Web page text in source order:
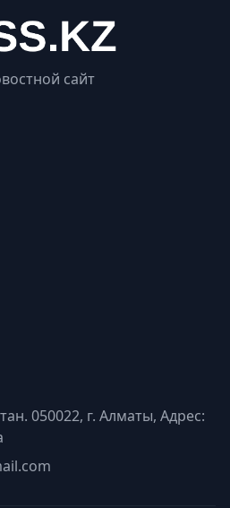
сайт
050022, г. Алматы, Адрес: